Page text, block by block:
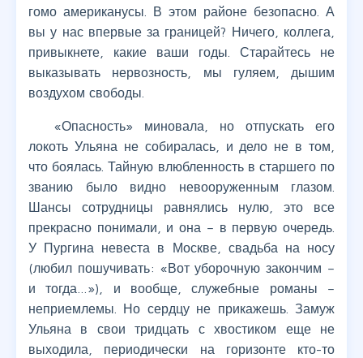
гомо американусы. В этом районе безопасно. А
вы у нас впервые за границей? Ничего, коллега,
привыкнете, какие ваши годы. Старайтесь не
выказывать нервозность, мы гуляем, дышим
воздухом свободы.
«Опасность» миновала, но отпускать его
локоть Ульяна не собиралась, и дело не в том,
что боялась. Тайную влюбленность в старшего по
званию было видно невооруженным глазом.
Шансы сотрудницы равнялись нулю, это все
прекрасно понимали, и она – в первую очередь.
У Пургина невеста в Москве, свадьба на носу
(любил пошучивать: «Вот уборочную закончим –
и тогда…»), и вообще, служебные романы –
неприемлемы. Но сердцу не прикажешь. Замуж
Ульяна в свои тридцать с хвостиком еще не
выходила, периодически на горизонте кто-то